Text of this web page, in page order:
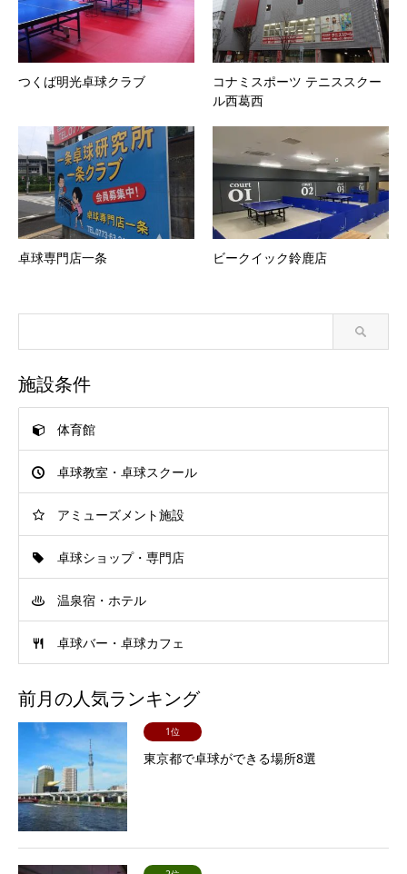
つくば明光卓球クラブ
コナミスポーツ テニススクー
ル西葛西
卓球専門店一条 ビークイック鈴鹿店
施設条件
体育館
卓球教室・卓球スクール
アミューズメント施設
卓球ショップ・専門店
温泉宿・ホテル
卓球バー・卓球カフェ
前月の人気ランキング
1位
東京都で卓球ができる場所8選